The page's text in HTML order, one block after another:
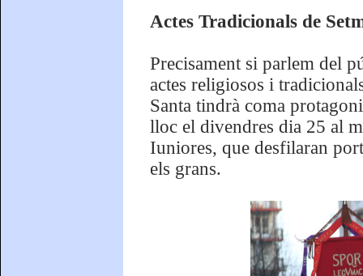
Actes Tradicionals de
Precisament si parlem del
actes religiosos i
Santa tindrà coma
lloc el divendres dia 25 al
Iuniores, que desfilaran
els grans.